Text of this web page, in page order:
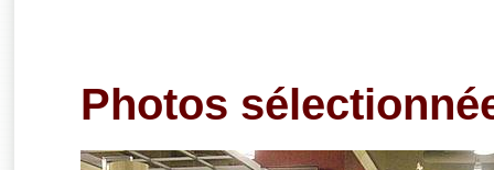
Photos